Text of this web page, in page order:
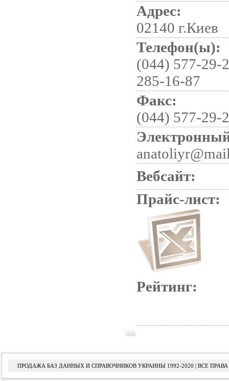
Адрес:
02140 г.Киев
Телефон(ы):
(044) 577-29-
285-16-87
Факс:
(044) 577-29-
Вебсайт:
Прайс-лист:
Рейтинг:
ПРОДАЖА БАЗ ДАННЫХ И СПРАВОЧНИКОВ УКРАИНЫ 1992-2020 | ВСЕ